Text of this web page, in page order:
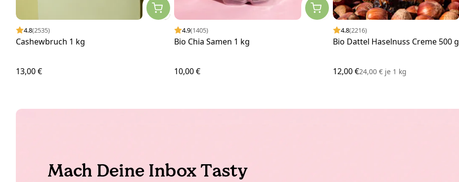
4.8(2535)
Cashewbruch 1 kg
13,00 €
4.9(1405)
Bio Chia Samen 1 kg
10,00 €
4.8(2216)
Bio Dattel Haselnuss Creme 500 g
12,00 €24,00 € je1 kg
Mach Deine Inbox Tasty